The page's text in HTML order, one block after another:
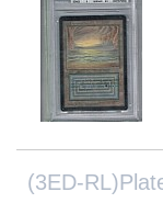
(3ED-